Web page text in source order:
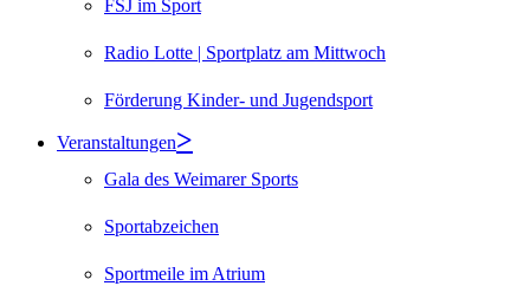
FSJ im Sport
Radio Lotte | Sportplatz am Mittwoch
Förderung Kinder- und Jugendsport
Veranstaltungen
Gala des Weimarer Sports
Sportabzeichen
Sportmeile im Atrium